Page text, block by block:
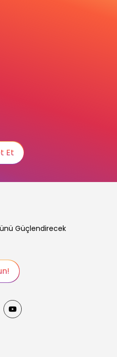
Et
Güçlendirecek